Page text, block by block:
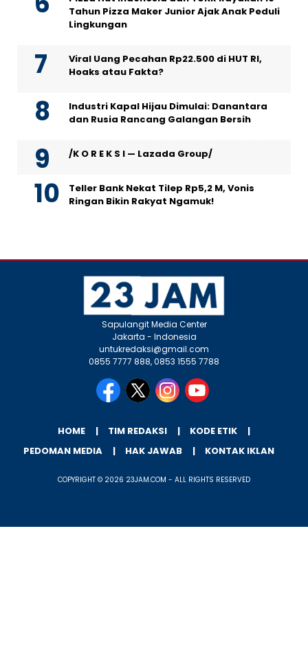
Tahun Pizza Maker Junior Ajak Anak Peduli
Lingkungan
Viral Uang Pecahan Rp22.500 di HUT RI,
Hoaks atau Fakta?
Industri Kapal Hijau Dimulai: Danantara
dan Rusia Rancang Galangan Bersih
/K O R E K S I — Lazada Group/
Teller Bank Nekat Tilep Rp5,2 M, Vonis
Ringan Bikin Rakyat Ngamuk!
Sapulangit Media Center
Jakarta - Indonesia
untukredaksi@gmail.com
0855 7777 888, 0853 1555 7788
HOME TIM REDAKSI
KODE ETIK
PEDOMAN MEDIA
HAK JAWAB KONTAK IKLAN
COPYRIGHT © 2026 23JAM.COM - ALL RIGHTS RESERVED